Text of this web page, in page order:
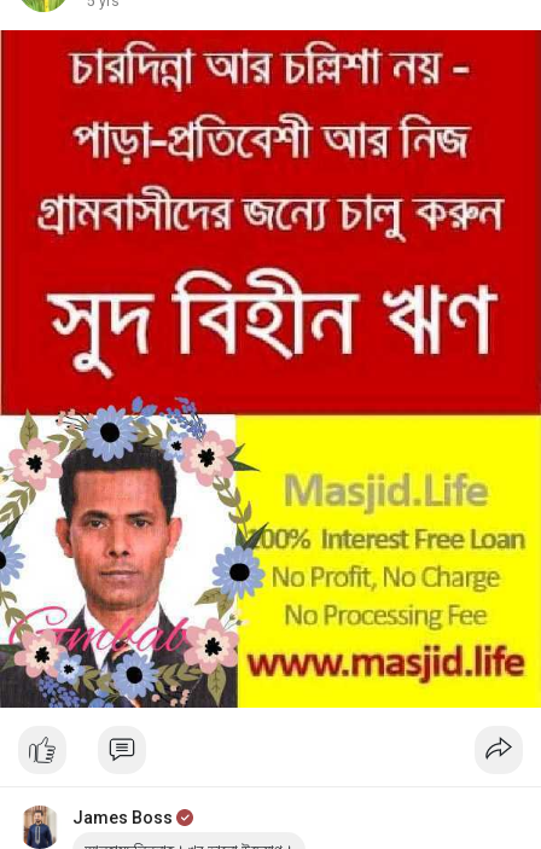
James Boss